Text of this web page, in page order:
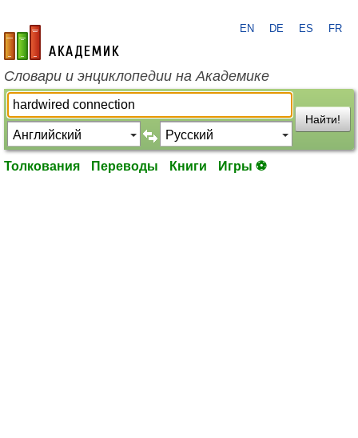
academic.ru
EN DE ES FR
Словари и энциклопедии на Академике
Найти!
Толкования Переводы Книги Игры ⚽